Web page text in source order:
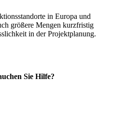
in Europa und
größere Mengen kurzfristig
in der Projektplanung.
Sie Hilfe?